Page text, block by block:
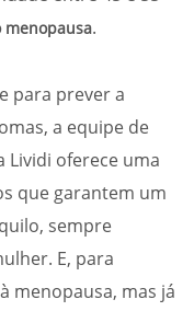
.
para prever a
a equipe de
Lividi oferece uma
que garantem um
sempre
E, para
menopausa, mas já